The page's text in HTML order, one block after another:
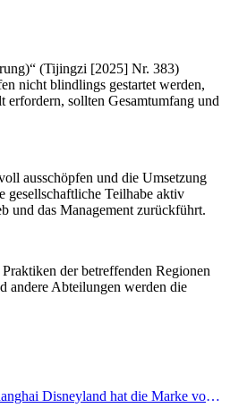
(Tijingzi [2025] Nr. 383)
nicht blindlings gestartet werden,
sollten Gesamtumfang und
ausschöpfen und die Umsetzung
gesellschaftliche Teilhabe aktiv
und das Management zurückführt.
der betreffenden Regionen
andere Abteilungen werden die
Next:Shanghai Disneyland hat die Marke von 100 Millionen Besuchern überschritten und wird um ein viertes Themenhotel erweitert.